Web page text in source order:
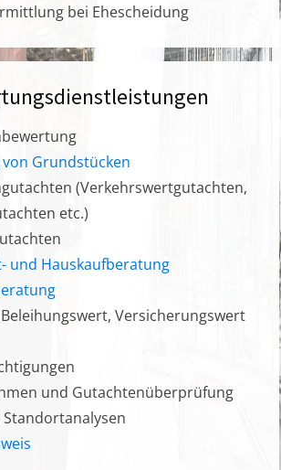
bei Ehescheidung
Grundstücken
(Verkehrswertgutachten,
etc.)
und Hauskaufberatung
Versicherungswert
und Gutachtenüberprüfung